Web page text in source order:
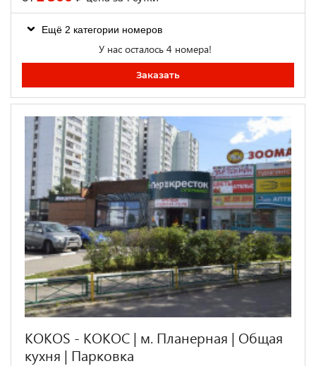
Ещё 2 категории номеров
У нас осталось 4 номера!
Заказать
KOKOS - КОКОС | м. Планерная | Общая
кухня | Парковка